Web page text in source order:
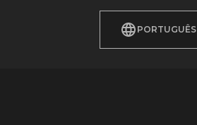
PORTUGUÊS